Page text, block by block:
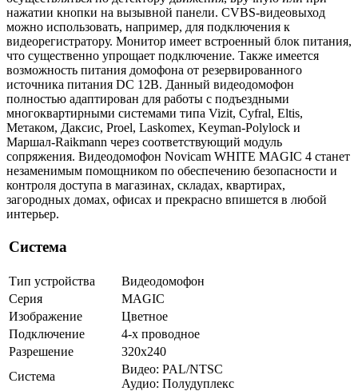
нажатии кнопки на вызывной панели. CVBS-видеовыход
можно использовать, например, для подключения к
видеорегистратору. Монитор имеет встроенный блок питания,
что существенно упрощает подключение. Также имеется
возможность питания домофона от резервированного
источника питания DC 12В. Данный видеодомофон
полностью адаптирован для работы с подъездными
многоквартирными системами типа Vizit, Cyfral, Eltis,
Метаком, Даксис, Proel, Laskomex, Keyman-Polylock и
Маршал-Raikmann через соответствующий модуль
сопряжения. Видеодомофон Novicam WHITE MAGIC 4 станет
незаменимым помощником по обеспечению безопасности и
контроля доступа в магазинах, складах, квартирах,
загородных домах, офисах и прекрасно впишется в любой
интерьер.
Система
Тип устройства
Видеодомофон
Серия
MAGIC
Изображение
Цветное
Подключение
4-х проводное
Разрешение
320х240
Система
Видео: PAL/NTSC
Аудио: Полудуплекс